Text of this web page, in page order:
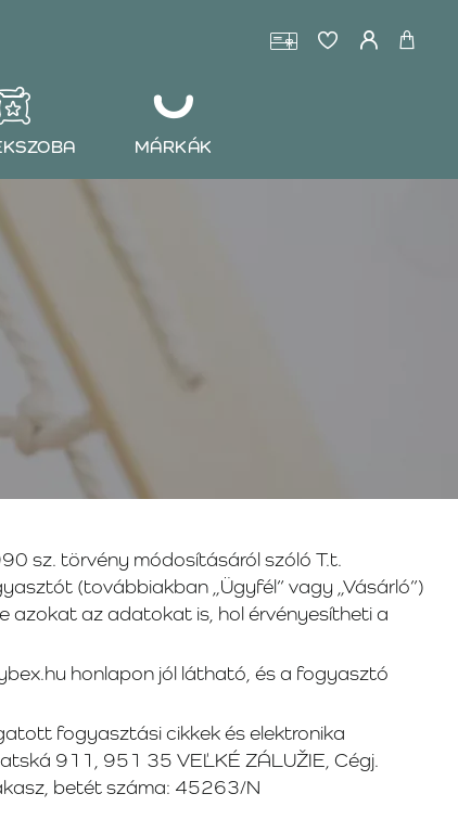
MÁRKÁK
sz. törvény módosításáról szóló T.t.
(továbbiakban „Ügyfél” vagy „Vásárló”)
azokat az adatokat is, hol érvényesítheti a
honlapon jól látható, és a fogyasztó
fogyasztási cikkek és elektronika
911, 951 35 VEĽKÉ ZÁLUŽIE, Cégj.
betét száma: 45263/N